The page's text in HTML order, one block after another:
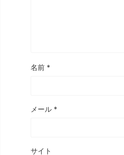
名前 *
メール *
サイト